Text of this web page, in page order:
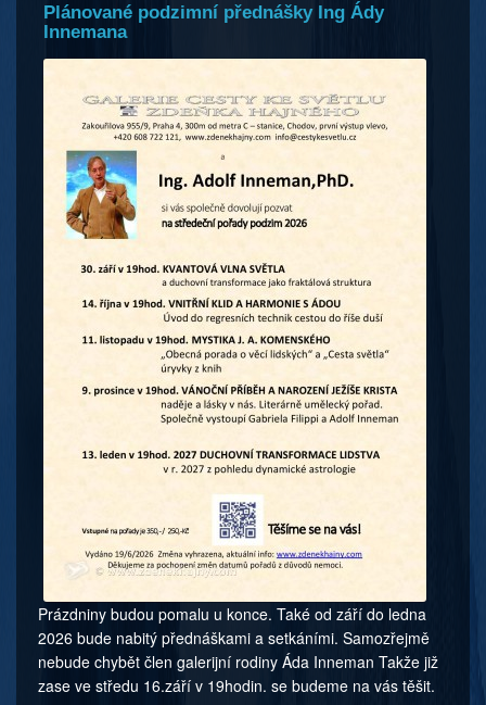
Plánované podzimní přednášky Ing Ády
Innemana
Prázdniny budou pomalu u konce. Také od září do ledna
2026 bude nabitý přednáškami a setkáními. Samozřejmě
nebude chybět člen galerijní rodiny Áda Inneman Takže již
zase ve středu 16.září v 19hodin. se budeme na vás těšit.